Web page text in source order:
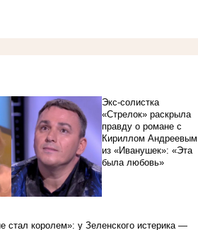
Экс-солистка
«Стрелок» раскрыла
правду о романе с
Кириллом Андреевым
из «Иванушек»: «Эта
была любовь»
стал королем»: у Зеленского истерика —